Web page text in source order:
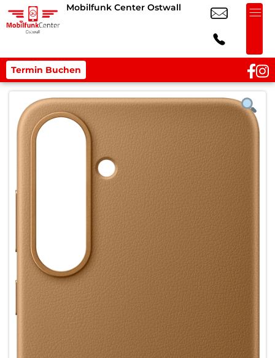
Mobilfunk Center Ostwall
Termin Buchen